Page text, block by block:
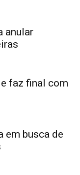
anular
faz final com
em busca de